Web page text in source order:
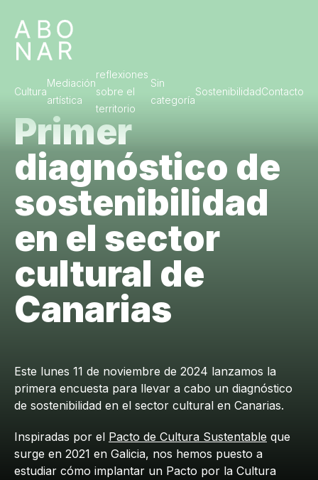
Cultura
Mediación
artística
reflexiones
sobre el
territorio
Sin
categoría
SostenibilidadContacto
Primer
diagnóstico de
sostenibilidad
en el sector
cultural de
Canarias
Este lunes 11 de noviembre de 2024 lanzamos la
primera encuesta para llevar a cabo un diagnóstico
de sostenibilidad en el sector cultural en Canarias.
Inspiradas por el Pacto de Cultura Sustentable que
surge en 2021 en Galicia, nos hemos puesto a
estudiar cómo implantar un Pacto por la Cultura